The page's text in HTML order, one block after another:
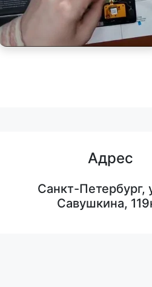
Адрес
Санкт-Петербург,
Савушкина,